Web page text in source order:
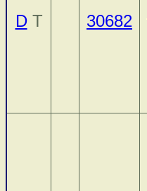
DT 30682